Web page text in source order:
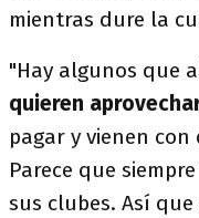
mientras dure la
"Hay algunos que
quieren
pagar y vienen
Parece que
sus clubes. Así